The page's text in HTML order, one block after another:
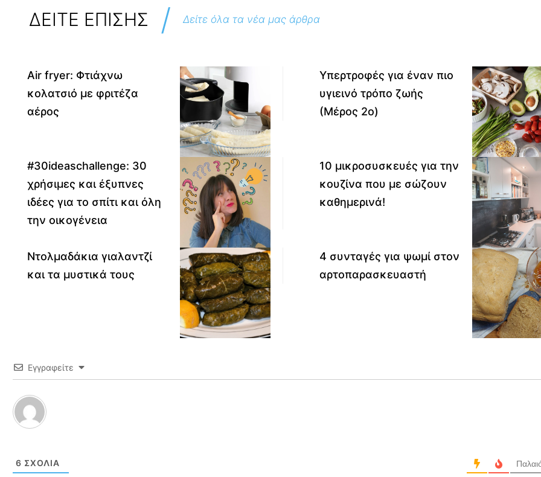
ΔΕΙΤΕ ΕΠΙΣΗΣ / Δείτε όλα τα νέα μας άρθρα
Air fryer: Φτιάχνω
κολατσιό με φριτέζα
αέρος
Υπερτροφές για έναν πιο
υγιεινό τρόπο ζωής
(Μέρος 2ο)
#30ideaschallenge: 30
χρήσιμες και έξυπνες
ιδέες για το σπίτι και όλη
την οικογένεια
10 μικροσυσκευές για την
κουζίνα που με σώζουν
καθημερινά!
Ντολμαδάκια γιαλαντζί
και τα μυστικά τους
4 συνταγές για ψωμί στον
αρτοπαρασκευαστή
Εγγραφείτε
6 ΣΧΌΛΙΑ